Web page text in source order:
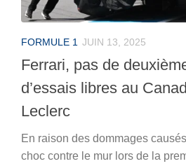
FORMULE 1 JUIN 13, 2025
Ferrari, pas de
d’essais libres au
Leclerc
En raison des dommages
choc contre le mur lors de la